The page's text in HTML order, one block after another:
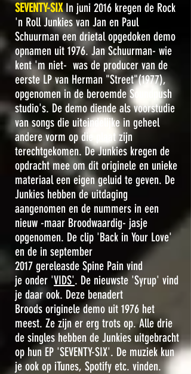
SEVENTY-SIXIn juni 2016 kregen de Rock
'n Roll Junkies van Jan en Paul
Schuurman een drietal opgedoken demo
opnamen uit 1976. Jan Schuurman- wie
kent 'm niet- was de producer van de
eerste LP van Herman "Street"(1977),
opgenomen in de beroemde Soundpush
studio's. De demodiende als voorstudie
van songs die uiteindelijke in geheel
andere vorm op die plaat zijn
terechtgekomen. De Junkies kregen de
opdracht mee om dit originele en unieke
materiaal een eigen geluid te geven. De
Junkies hebben de uitdaging
aangenomen en de nummers in een
nieuw -maar Broodwaardig- jasje
opgenomen. De clip 'Back in Your Love'
en de in september
2017 gereleasde Spine Pain vind
je onder 'VIDS'. De nieuwste 'Syrup' vind
je daar ook. Deze benadert
Broods originele demo uit 1976 het
meest. Ze zijn er erg trots op. Alle drie
de singles hebben de Junkies uitgebracht
op hun EP 'SEVENTY-SIX'. De muziek kun
je ook op iTunes, Spotify etc. vinden.